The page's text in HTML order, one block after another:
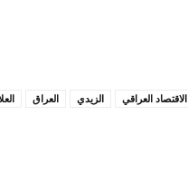
الاقتصاد العراقي الزيدي العراق